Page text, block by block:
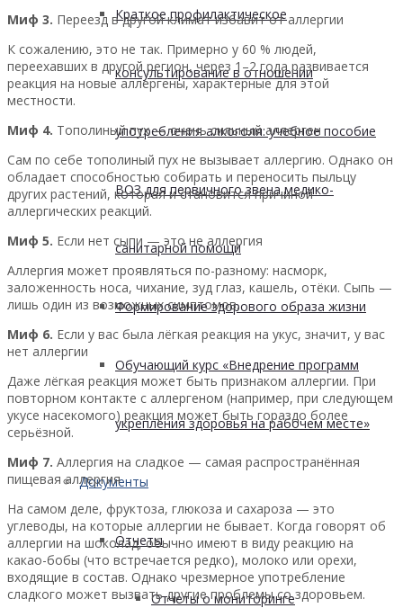
Краткое профилактическое
консультирование в отношении
употребления алкоголя: учебное пособие
ВОЗ для первичного звена медико-
санитарной помощи
Формирование здорового образа жизни
Обучающий курс «Внедрение программ
укрепления здоровья на рабочем месте»
Документы
Отчеты
Отчеты о мониторинге
Миф 3. Переезд в другой климат избавит от аллергии
К сожалению, это не так. Примерно у 60 % людей,
переехавших в другой регион, через 1–2 года развивается
реакция на новые аллергены, характерные для этой
местности.
Миф 4. Тополиный пух — очень сильный аллерген
Сам по себе тополиный пух не вызывает аллергию. Однако он
обладает способностью собирать и переносить пыльцу
других растений, которая и становится причиной
аллергических реакций.
Миф 5. Если нет сыпи — это не аллергия
Аллергия может проявляться по-разному: насморк,
заложенность носа, чихание, зуд глаз, кашель, отёки. Сыпь —
лишь один из возможных симптомов.
Миф 6. Если у вас была лёгкая реакция на укус, значит, у вас
нет аллергии
Даже лёгкая реакция может быть признаком аллергии. При
повторном контакте с аллергеном (например, при следующем
укусе насекомого) реакция может быть гораздо более
серьёзной.
Миф 7. Аллергия на сладкое — самая распространённая
пищевая аллергия
На самом деле, фруктоза, глюкоза и сахароза — это
углеводы, на которые аллергии не бывает. Когда говорят об
аллергии на шоколад, обычно имеют в виду реакцию на
какао-бобы (что встречается редко), молоко или орехи,
входящие в состав. Однако чрезмерное употребление
сладкого может вызвать другие проблемы со здоровьем.